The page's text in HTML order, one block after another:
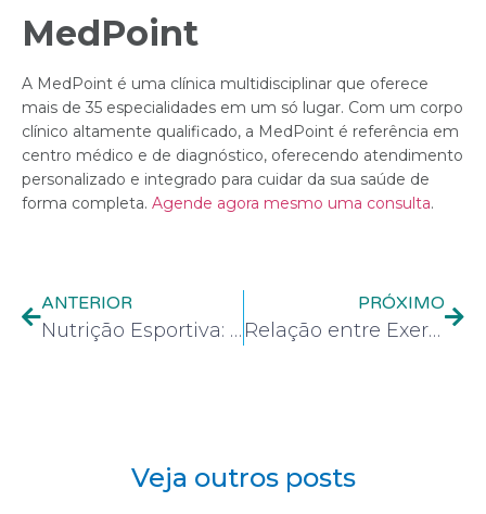
MedPoint
A MedPoint é uma clínica multidisciplinar que oferece
mais de 35 especialidades em um só lugar. Com um corpo
clínico altamente qualificado, a MedPoint é referência em
centro médico e de diagnóstico, oferecendo atendimento
personalizado e integrado para cuidar da sua saúde de
forma completa. Agende agora mesmo uma consulta.
ANTERIOR
Nutrição Esportiva: Alimentação para Melhor Desempenho e Recuperação
PRÓXIMO
Relação entre Exercício Físico e Saúde Mental: Os Benefícios Psicológicos da Atividade FísicaRedução de Sintomas de Ansiedade e Depressão
Veja outros posts